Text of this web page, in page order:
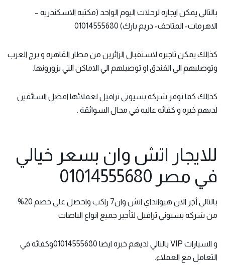
بالتالي يمكن ايجاره لرحلات اليوم الواحد (مكتبه الاسكندريه –
الاهرمات- المتاحف- دريم بارك) 01014555680
كذالك يمكن تاجيره لاستقبال الزائرين من مطار القاهره و برج العرب
وتوصليهم الي الفندق او توصيلهم الي الاماكن التي يزورونها.
كذالك كما نوفر شركه بسيوني ترافيل لعملائها افضل السائقين
لديهم خبره و كفائه عاليه في مجال السوائقة .
للايجار اتش وان بسعر خيالي
في مصر 01014555680
بالتالي أجر الان هيوانداي
اتش وان7 راكب واحصل علي خصم 20%
من شركه بسيوني ترافيل لتأجير جميع انواع الباصات
و السيارات VIP بالتالي لديهم خبره ايضا 01014555680وكفائه في
التعامل مع العملاء.